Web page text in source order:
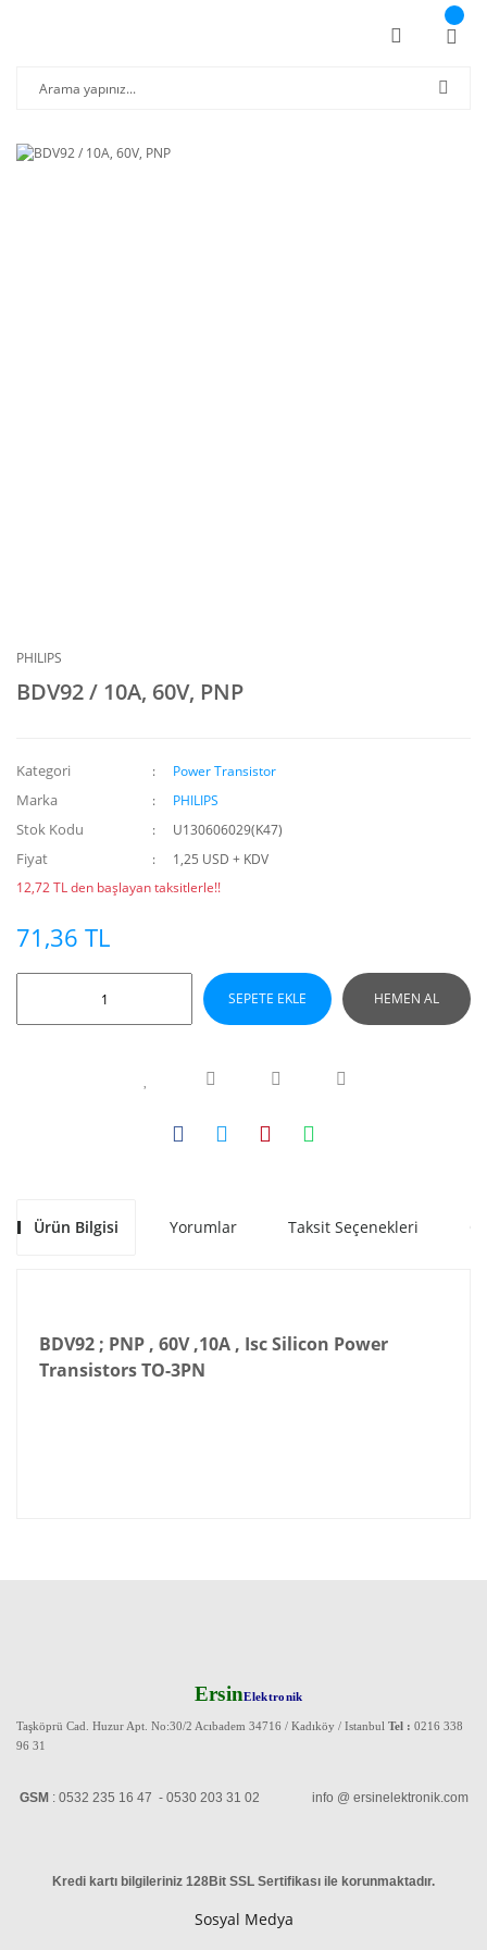
PHILIPS
BDV92 / 10A, 60V, PNP
Kategori Power Transistor
Marka PHILIPS
Stok Kodu U130606029(K47)
Fiyat
1,25 USD + KDV
12,72 TL den başlayan taksitlerle!!
71,36 TL
SEPETE EKLE HEMEN AL
Ürün Bilgisi Yorumlar Taksit Seçenekleri
BDV92 ; PNP , 60V ,10A , Isc Silicon Power
Transistors TO-3PN
ErsinElektronik
Taşköprü Cad. Huzur Apt. No:30/2 Acıbadem 34716 / Kadıköy / Istanbul Tel : 0216 338
96 31
GSM : 0532 235 16 47 - 0530 203 31 02 info @ ersinelektronik.com
Kredi kartı bilgileriniz 128Bit SSL Sertifikası ile korunmaktadır.
Sosyal Medya